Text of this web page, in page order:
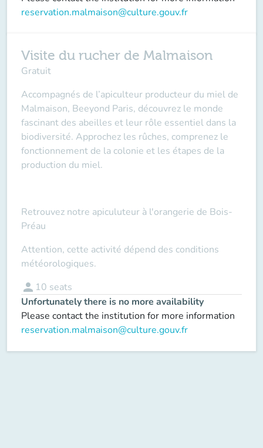
reservation.malmaison@culture.gouv.fr
Visite du rucher de Malmaison
Gratuit
Accompagnés de l’apiculteur producteur du miel de
Malmaison, Beeyond Paris, découvrez le monde
fascinant des abeilles et leur rôle essentiel dans la
biodiversité. Approchez les rûches, comprenez le
fonctionnement de la colonie et les étapes de la
production du miel.
Retrouvez notre apiculuteur à l'orangerie de Bois-
Préau
Attention, cette activité dépend des conditions
météorologiques.
person 10 seats
Unfortunately there is no more availability
Please contact the institution for more information
reservation.malmaison@culture.gouv.fr